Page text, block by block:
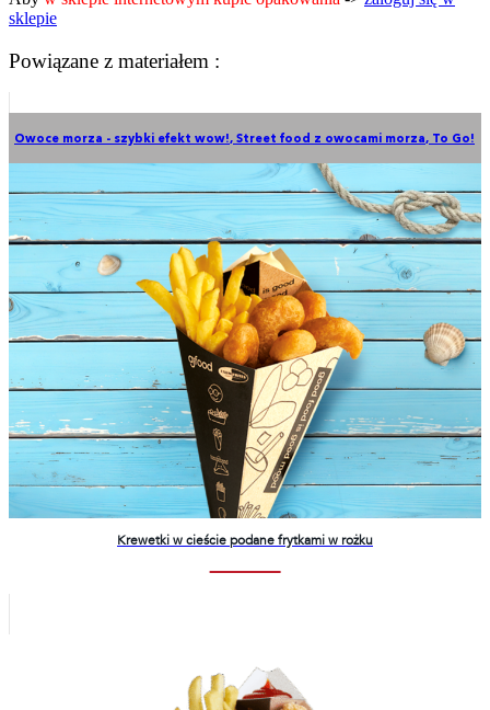
sklepie
Powiązane z materiałem :
Owoce morza - szybki efekt wow!, Street food z owocami morza, To Go!
Krewetki w cieście podane frytkami w rożku